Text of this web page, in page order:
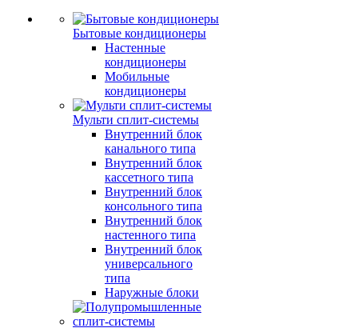
Бытовые кондиционеры
Настенные
кондиционеры
Мобильные
кондиционеры
Мульти сплит-системы
Внутренний блок
канального типа
Внутренний блок
кассетного типа
Внутренний блок
консольного типа
Внутренний блок
настенного типа
Внутренний блок
универсального
типа
Наружные блоки